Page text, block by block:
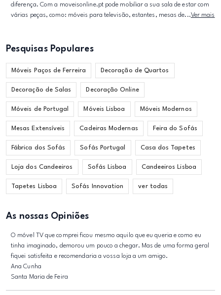
diferença. Com a moveisonline.pt pode mobiliar a sua sala de estar com
várias peças, como: móveis para televisão, estantes, mesas de...Ver mais
Pesquisas Populares
Móveis Paços de Ferreira Decoração de Quartos
Decoração de Salas Decoração Online
Móveis de Portugal Móveis Lisboa Móveis Modernos
Mesas Extensíveis Cadeiras Modernas Feira do Sofás
Fábrica dos Sofás Sofás Portugal Casa dos Tapetes
Loja dos Candeeiros Sofás Lisboa Candeeiros Lisboa
Tapetes Lisboa Sofás Innovation ver todas
As nossas Opiniões
O móvel TV que comprei ficou mesmo aquilo que eu queria e como eu
tinha imaginado, demorou um pouco a chegar. Mas de uma forma geral
fiquei satisfeita e recomendaria a vossa loja a um amigo.
Ana Cunha
Santa Maria de Feira